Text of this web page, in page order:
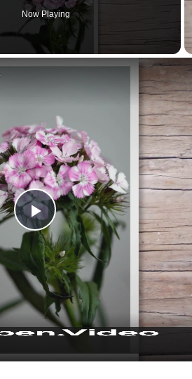
Now Playing
Play
Video